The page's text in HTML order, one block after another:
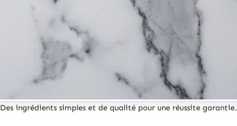
Des ingrédients simples et de qualité pour une réussite garantie.